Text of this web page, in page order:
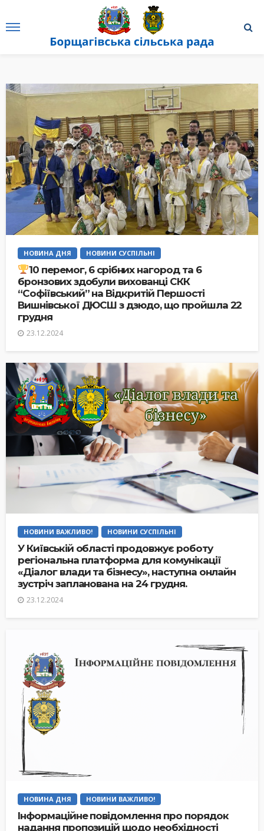
НОВИНА ДНЯ НОВИНИ СУСПІЛЬНІ
10 перемог, 6 срібних нагород та 6
бронзових здобули вихованці СКК
“Софіївський” на Відкритій Першості
Вишнівської ДЮСШ з дзюдо, що пройшла 22
грудня
23.12.2024
НОВИНИ ВАЖЛИВО! НОВИНИ СУСПІЛЬНІ
У Київській області продовжує роботу
регіональна платформа для комунікації
«Діалог влади та бізнесу», наступна онлайн
зустріч запланована на 24 грудня.
23.12.2024
НОВИНА ДНЯ НОВИНИ ВАЖЛИВО!
Інформаційне повідомлення про порядок
надання пропозицій щодо необхідності